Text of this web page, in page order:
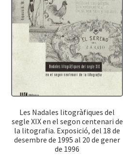
Les Nadales litogràfiques del
segle XIX en el segon centenari de
la litografia. Exposició, del 18 de
desembre de 1995 al 20 de gener
de 1996